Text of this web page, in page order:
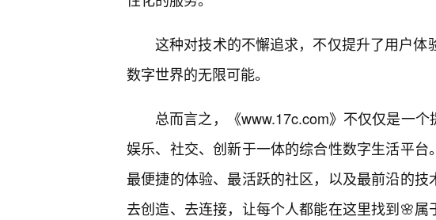
这种对技术的不懈追求，不仅提升了用户
数字世界的无限可能。
总而言之，《www.17c.com》不仅仅是一个
娱乐、社交、创新于一体的综合性数字生活平台
最便捷的体验、最活跃的社区，以及最前沿的技
去创造、去连接，让每个人都能在这里找到🌸